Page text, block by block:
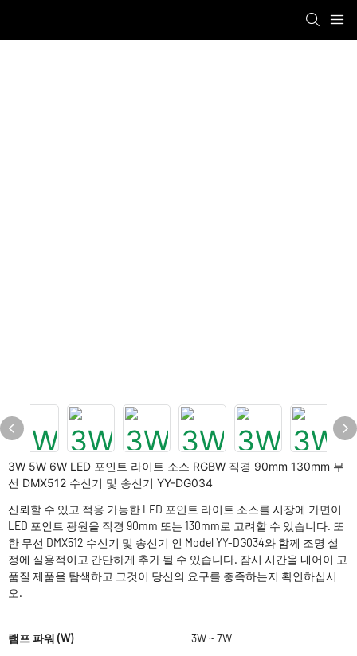
3W 5W 6W LED 포인트 라이트 소스 RGBW 직경 90mm 130mm 무
선 DMX512 수신기 및 송신기 YY-DG034
신뢰할 수 있고 적응 가능한 LED 포인트 라이트 소스를 시장에 가면이
LED 포인트 광원을 직경 90mm 또는 130mm로 고려할 수 있습니다. 또
한 무선 DMX512 수신기 및 송신기 인 Model YY-DG034와 함께 조명 설
정에 실용적이고 간단하게 추가 될 수 있습니다. 잠시 시간을 내어이 고
품질 제품을 탐색하고 그것이 당신의 요구를 충족하는지 확인하십시
오.
램프 파워 (W) 3W ~ 7W